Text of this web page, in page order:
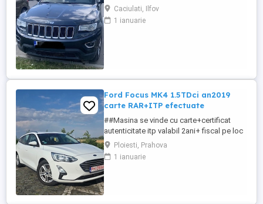
funcționare, scaunele au tapițerie din
material textil, nu din piele. 300000km Preț
10000EUR negociabil
Caciulati, Ilfov
1 ianuarie
Ford Focus MK4 1.5TDci an2019
carte RAR+ITP efectuate
##Masina se vinde cu carte+certificat
autenticitate itp valabil 2ani+ fiscal pe loc
## -Ford Focus MK4-1.5TDci 95cp DIESEL
EURO 6 an2019 fără AD Blue -245.000KM
Reali 100% (istoric verificat ),Carte
Ploiesti, Prahova
1 ianuarie